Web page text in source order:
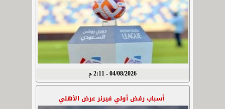
04/08/2026 - 2:11 م
أسباب رفض أولي فيرنر عرض الأهلي